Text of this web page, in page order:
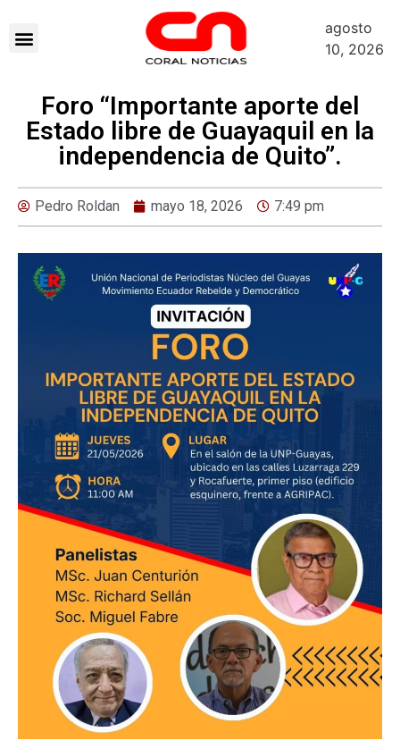
agosto
10, 2026
Foro “Importante aporte del
Estado libre de Guayaquil en la
independencia de Quito”.
Pedro Roldan mayo 18, 2026 7:49 pm